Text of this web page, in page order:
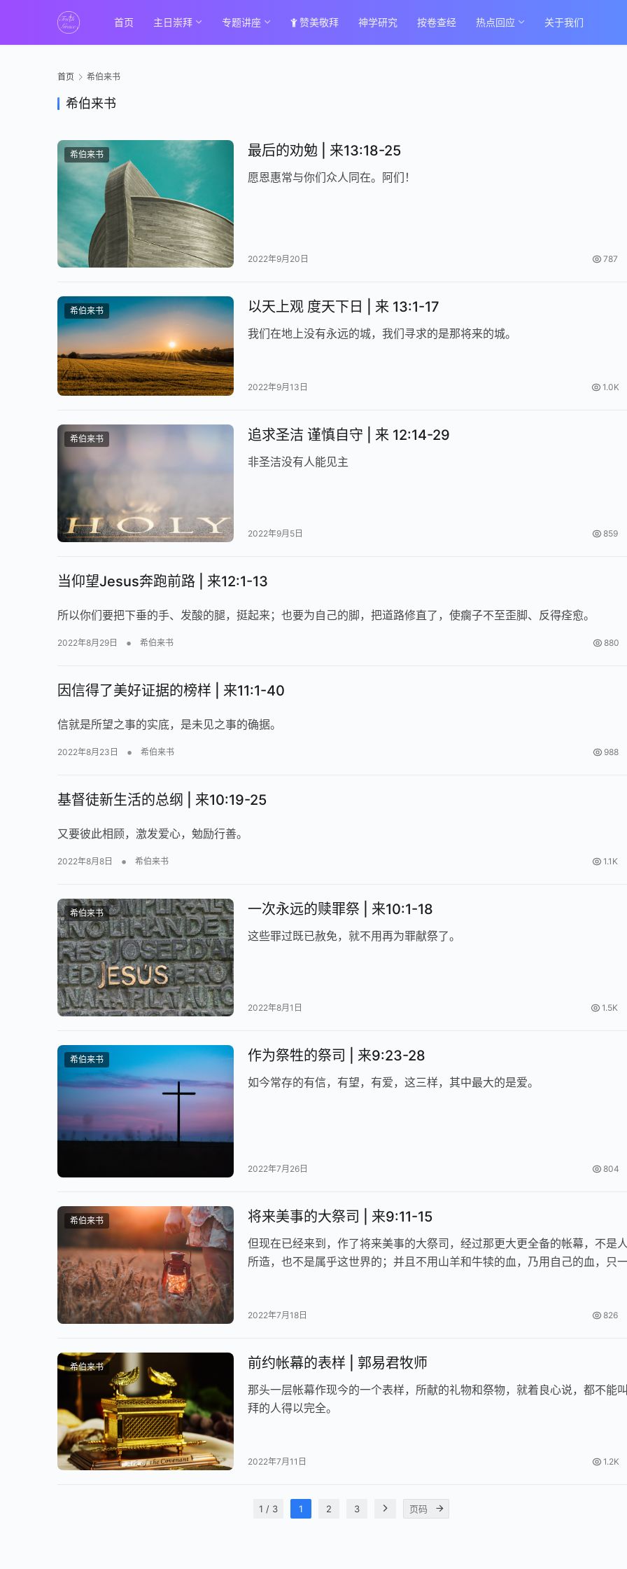
首页 主日崇拜 专题讲座 赞美敬拜 神学研究 按卷查经 热点回应 关于我们
首页 希伯来书
希伯来书
希伯来书 最后的劝勉 | 来13:18-25
愿恩惠常与你们众人同在。阿们！
2022年9月20日 787
希伯来书 以天上观 度天下日 | 来 13:1-17
我们在地上没有永远的城，我们寻求的是那将来的城。
2022年9月13日 1.0K
希伯来书 追求圣洁 谨慎自守 | 来 12:14-29
非圣洁没有人能见主
2022年9月5日 859
当仰望Jesus奔跑前路 | 来12:1-13
所以你们要把下垂的手、发酸的腿，挺起来；也要为自己的脚，把道路修直了，使瘸子不至歪脚、反得痊愈。
2022年8月29日 • 希伯来书 880
因信得了美好证据的榜样 | 来11:1-40
信就是所望之事的实底，是未见之事的确据。
2022年8月23日 • 希伯来书 988
基督徒新生活的总纲 | 来10:19-25
又要彼此相顾，激发爱心，勉励行善。
2022年8月8日 • 希伯来书 1.1K
希伯来书 一次永远的赎罪祭 | 来10:1-18
这些罪过既已赦免，就不用再为罪献祭了。
2022年8月1日 1.5K
希伯来书 作为祭牲的祭司 | 来9:23-28
如今常存的有信，有望，有爱，这三样，其中最大的是爱。
2022年7月26日 804
希伯来书 将来美事的大祭司 | 来9:11-15
但现在已经来到，作了将来美事的大祭司，经过那更大更全备的帐幕，不是
所造，也不是属乎这世界的；并且不用山羊和牛犊的血，乃用自己的血，只
2022年7月18日 826
希伯来书 前约帐幕的表样 | 郭易君牧师
那头一层帐幕作现今的一个表样，所献的礼物和祭物，就着良心说，都不能
拜的人得以完全。
2022年7月11日 1.2K
1 / 3 1 2 3